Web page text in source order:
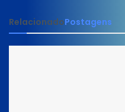
RelacionadoPostagens